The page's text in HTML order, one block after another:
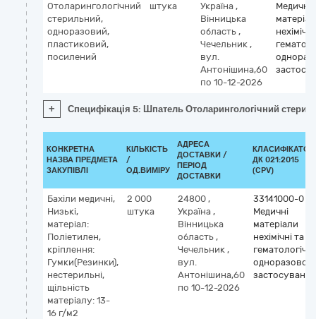
Отоларингологічний
стерильний,
одноразовий,
пластиковий,
посилений
штука
Україна ,
Вінницька
область ,
Чечельник ,
вул.
Антонішина,60
по 10-12-2026
Медичні
+ Специфікація 5: Шпатель Отоларингологічний
КОНКРЕТНА
НАЗВА ПРЕДМЕТА
ЗАКУПІВЛІ
КІЛЬКІСТЬ
/
ОД.ВИМІРУ
АДРЕСА
ДОСТАВКИ /
ПЕРІОД
ДОСТАВКИ
КЛАСИФІКАТОР
ДК 021:2015
(CPV)
Бахіли медичні,
Низькі,
матеріал:
Поліетилен,
кріплення:
Гумки(Резинки),
нестерильні,
щільність
матеріалу: 13-
16 г/м2
2 000
штука
24800 ,
Україна ,
Вінницька
область ,
Чечельник ,
вул.
Антонішина,60
по 10-12-2026
33141000-0
Медичні
матеріали
нехімічні та
гематологічні
застосування